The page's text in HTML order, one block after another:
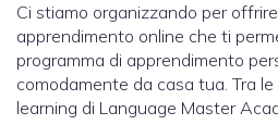
Ci stiamo organizzando per
apprendimento online che ti
programma di apprendimento
comodamente da casa tua. Tra
learning di Language Master